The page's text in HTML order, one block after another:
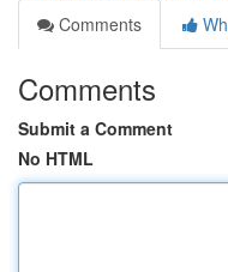
Comments
Comments
Submit a Comment
No HTML